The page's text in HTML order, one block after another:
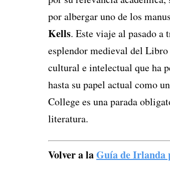
por albergar uno de los
Kells. Este viaje al pasado
esplendor medieval del
cultural e intelectual que ha
hasta su papel actual como
College es una parada
literatura.
Volver a laGuía de Irlanda